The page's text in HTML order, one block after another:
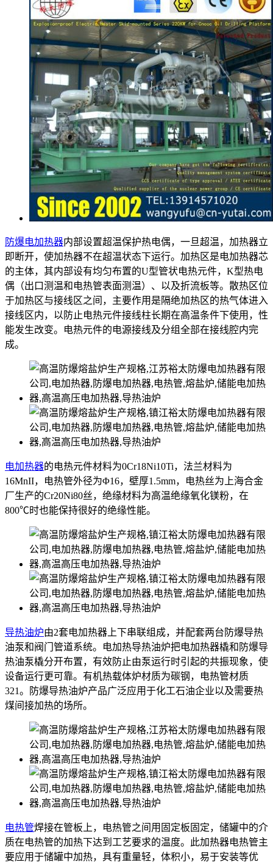
防爆电加热器内部设置超温保护热电偶，一旦超温，加热器立
即断开，使加热器不在超温状态下运行。加热区是电加热器芯
的主体，其内部设有均匀布置的U型管状电热元件，K型热电
偶（出口测温和电热管表面测温）、以及折流板等。散热区位
于加热区与接线区之间，主要作用是隔绝加热区的热气体进入
接线区内，以防止电热元件接线柱长期在高温条件下使用，性
能发生改变。电热元件的电源接线及分组全部在接线腔内完
成。
电加热器的电热元件材料为0Cr18Ni10Ti，法兰材料为
16MnII，电热管外径为Φ16，壁厚1.5mm，电热丝为上海合金
厂生产的Cr20Ni80丝，绝缘材料为高温绝缘氧化镁粉，在
800℃时也能保持很好的绝缘性能。
导热油炉由2套电加热器上下串联组成，并配套两台防爆导热
油泵和阀门管道系统。电加热导热油炉把电加热器橇和防爆导
热油泵橇分开布置，有效防止由泵运行时引起的共振现象，使
设备运行更可靠。有机热载体炉材质为碳钢，电热管材质
321。防爆导热油炉产品广泛应用于化工石油企业以及需要热
煤间接加热的场所。
电热管焊接在管板上，电热管之间用固定板固定，储罐中的介
质在电热管的加热下达到工艺要求的温度。此加热器电热管主
要应用于储罐中加热，具有重量轻，体积小，易于安装等优